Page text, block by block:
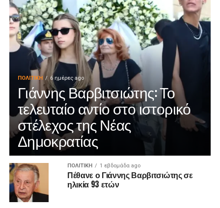
ΠΟΛΙΤΙΚΉ 6 ημέρες ago
Γιάννης Βαρβιτσιώτης: Το
τελευταίο αντίο στο ιστορικό
στέλεχος της Νέας
Δημοκρατίας
ΠΟΛΙΤΙΚΉ 1 εβδομάδα ago
Πέθανε ο Γιάννης Βαρβιτσιώτης σε
ηλικία 93 ετών